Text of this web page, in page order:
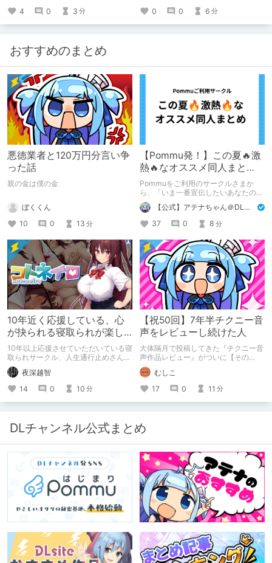
4
0 3 分
0
0 6 分
おすすめのまとめ
悪徳業者と120万円分言い争
った話
親の金は僕の金
ぼくくん
10
0 13 分
【Pommu発！】この夏🔥激
熱🔥なオススメ同人まと
め！ その1
Pommuをご利用のサークルさまか
ら、「いま一番宣伝したいあなたの
DLsite作品」を募りました！ この夏
🔥激熱🔥な作品ばかり！あなたがまだ
出会っていない、運命の作品が見つか
るかも！
【公式】アテナちゃん＠DLチャンネル
37
0 8 分
10年近く応援している、心
が抉られる寝取られが楽し
めるサークル
10年以上応援させていただいている寝
取られサークル、人生通行止めさんの
新作がとても良かったので、新作を中
心に、このサークルのゲームを紹介し
たくて、記事を書かせていただく。
キミノオモイからずっと好きな熱心な
ファンとしての記事にどうか、お付き
微修正）
夜深越智
14
0 10 分
【祝50回】7年半チクニー音
声をレビューし続けた人
大体隔月で投稿してきた『チクニー音
声作品レビュー』がついに【その
50】を迎えました！ 約7年半チクニー
し続け、おシコり報告をしてきただけ
ですけど記念は記念。 皆様への感謝
を伝えたり、これまでの投稿を振り返
ります。
むしこ
17
0 11 分
DLチャンネル公式まとめ